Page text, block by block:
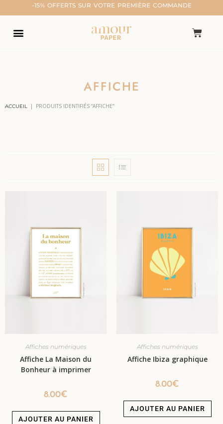
-15% OFFERTS SUR VOTRE PREMIÈRE COMMANDE
AFFICHE
ACCUEIL | PRODUITS IDENTIFIÉS “AFFICHE”
Affiches numériques
Affiche La Maison du
Bonheur à imprimer
8.00€
AJOUTER AU PANIER
Affiches numériques
Affiche Ibiza graphique
8.00€
AJOUTER AU PANIER